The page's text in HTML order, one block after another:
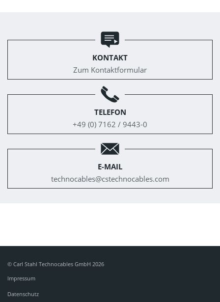
KONTAKT
Zum Kontaktformular
TELEFON
+49 (0) 7162 / 9443-0
E-MAIL
technocables@cstechnocables.com
© Carl Stahl Technocables GmbH 2026
Impressum
Datenschutz